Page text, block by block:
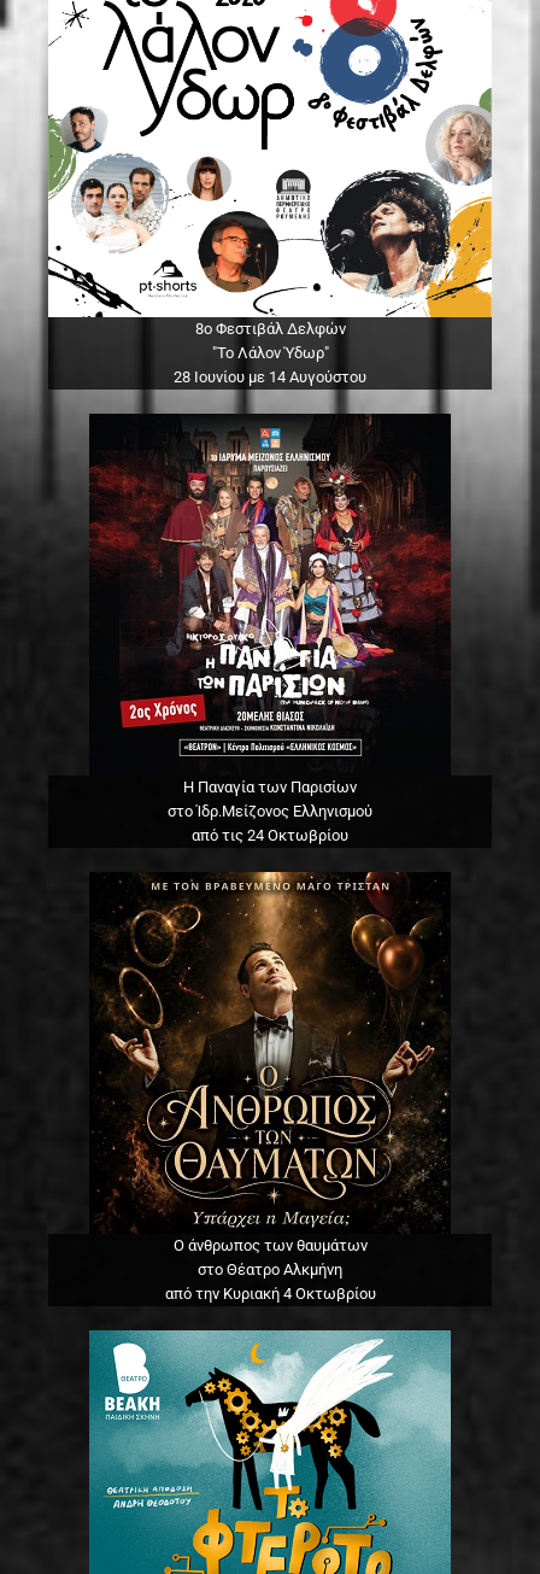
8ο Φεστιβάλ Δελφών
"Το Λάλον Ύδωρ"
28 Ιουνίου με 14 Αυγούστου
Η Παναγία των Παρισίων
στο Ίδρ.Μείζονος Ελληνισμού
από τις 24 Οκτωβρίου
Ο άνθρωπος των θαυμάτων
στο Θέατρο Αλκμήνη
από την Κυριακή 4 Οκτωβρίου